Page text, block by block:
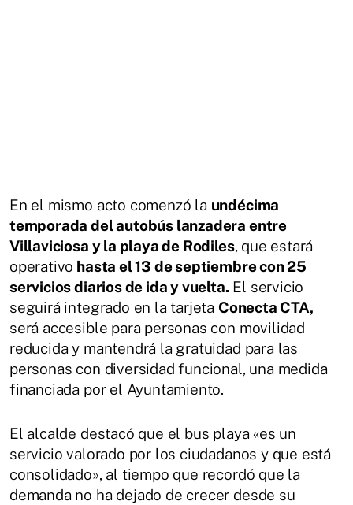
En el mismo acto comenzó la undécima
temporada del autobús lanzadera entre
Villaviciosa y la playa de Rodiles, que estará
operativo hasta el 13 de septiembre con 25
servicios diarios de ida y vuelta. El servicio
seguirá integrado en la tarjeta Conecta CTA,
será accesible para personas con movilidad
reducida y mantendrá la gratuidad para las
personas con diversidad funcional, una medida
financiada por el Ayuntamiento.
El alcalde destacó que el bus playa «es un
servicio valorado por los ciudadanos y que está
consolidado», al tiempo que recordó que la
demanda no ha dejado de crecer desde su